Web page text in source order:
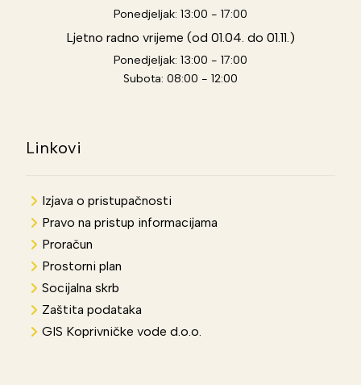
Ponedjeljak: 13:00 - 17:00
Ljetno radno vrijeme (od 01.04. do 01.11.)
Ponedjeljak: 13:00 - 17:00
Subota: 08:00 - 12:00
Linkovi
Izjava o pristupačnosti
Pravo na pristup informacijama
Proračun
Prostorni plan
Socijalna skrb
Zaštita podataka
GIS Koprivničke vode d.o.o.